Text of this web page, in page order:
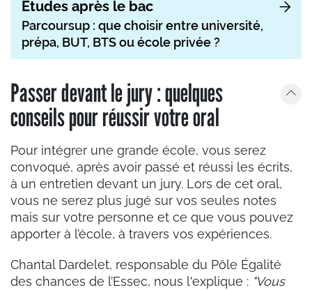
Études après le bac
Parcoursup : que choisir entre université,
prépa, BUT, BTS ou école privée ?
Passer devant le jury : quelques
conseils pour réussir votre oral
Pour intégrer une grande école, vous serez
convoqué, après avoir passé et réussi les écrits,
à un entretien devant un jury. Lors de cet oral,
vous ne serez plus jugé sur vos seules notes
mais sur votre personne et ce que vous pouvez
apporter à l’école, à travers vos expériences.
Chantal Dardelet, responsable du Pôle Égalité
des chances de l’Essec, nous l'explique : "Vous